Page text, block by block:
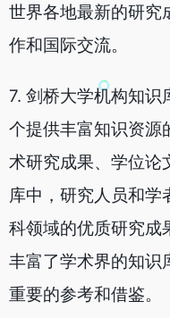
世界各地最新的研究
作和国际交流。
7. 剑桥大学机构知
个提供丰富知识资源
术研究成果、学位论
库中，研究人员和学
科领域的优质研究成
丰富了学术界的知识
重要的参考和借鉴。